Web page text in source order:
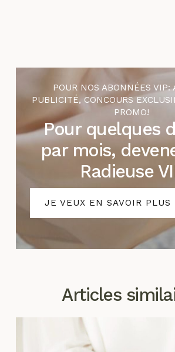
POUR NOS ABONNÉES VIP:
PUBLICITÉ, CONCOURS
PROMO!
Pour quelques
par mois,
Radieuse
JE VEUX EN SAVOIR PLUS
Articles